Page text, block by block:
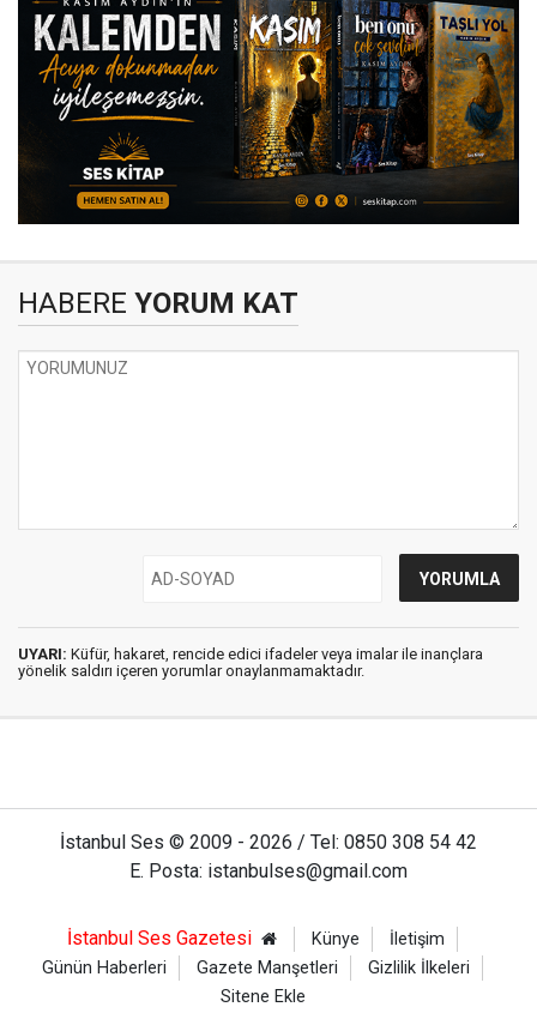
HABERE YORUM KAT
UYARI: Küfür, hakaret, rencide edici ifadeler veya imalar ile inançlara
yönelik saldırı içeren yorumlar onaylanmamaktadır.
İstanbul Ses © 2009 - 2026 / Tel: 0850 308 54 42
E. Posta: istanbulses@gmail.com
İstanbul Ses Gazetesi Künye
İletişim
Günün Haberleri
Gazete Manşetleri
Gizlilik İlkeleri
Sitene Ekle